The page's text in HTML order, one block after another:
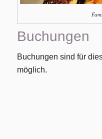
Buchungen
Buchungen sind für
möglich.